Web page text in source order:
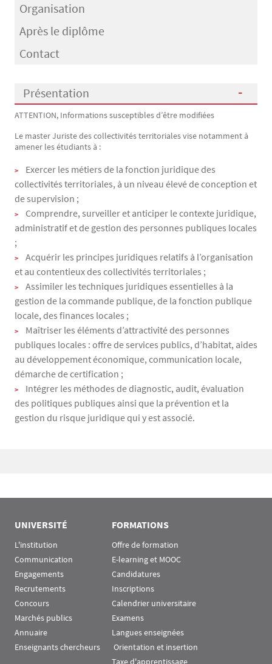
Organisation
Après le diplôme
Contact
Présentation
Présentation
ATTENTION, Informations susceptibles d’être modifiées
Le master Juriste des collectivités territoriales vise notamment à
amener les étudiants à :
Exercer les métiers de la fonction juridique des
collectivités territoriales, à un niveau élevé de conception et
de supervision ;
Comprendre, surveiller et anticiper le contexte juridique,
administratif et de gestion des personnes publiques locales
;
Acquérir les principes juridiques relatifs à l’organisation
et au contentieux des collectivités territoriales ;
Assimiler les techniques juridiques essentielles à la
gestion de la commande publique, de la fonction publique
locale, des finances locales ;
Maîtriser les éléments d’attractivité des personnes
publiques locales : offre de services publics, d’habitat, aides
au développement économique, communication locale,
démarche de certification ;
Intégrer les méthodes de diagnostic, audit, évaluation
des politiques publiques ainsi que la prévention et la
gestion du risque juridique qui y est associé.
UNIVERSITÉ
L'institution
Communication
Engagements
Recrutements
Concours
Marchés publics
Annuaire
Enseignants chercheurs
FORMATIONS
Offre de formation
E-learning et MOOC
Candidatures
Inscriptions
Calendrier universitaire
Examens
Langues enseignées
Orientation et insertion
Taxe d'apprentissage